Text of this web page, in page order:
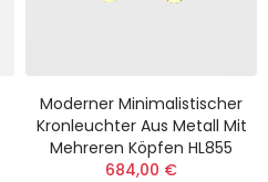
Moderner Minimalistischer
Kronleuchter Aus Metall Mit
Mehreren Köpfen HL855
684,00 €